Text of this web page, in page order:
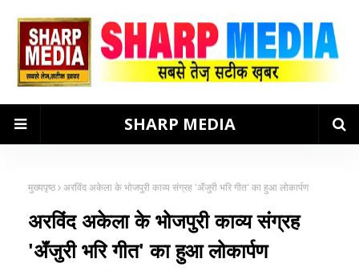
SHARP MEDIA
मुख्यपृष्ठ अरविंद अकेला के भोजपुरी काव्य संग्रह 'ॲंजुरी भरि गीत' का हुआ लोकार्पण
अरविंद अकेला के भोजपुरी काव्य संग्रह
'ॲंजुरी भरि गीत' का हुआ लोकार्पण